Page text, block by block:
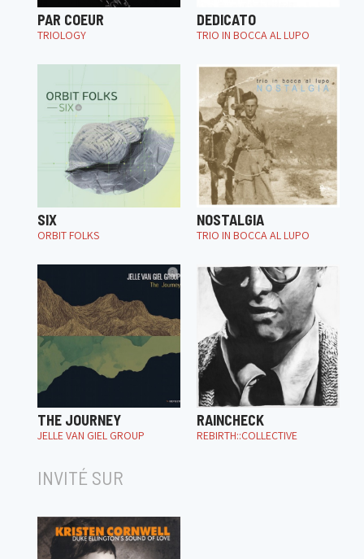
PAR COEUR
TRIOLOGY
DEDICATO
TRIO IN BOCCA AL LUPO
SIX
ORBIT FOLKS
NOSTALGIA
TRIO IN BOCCA AL LUPO
THE JOURNEY
JELLE VAN GIEL GROUP
RAINCHECK
REBIRTH::COLLECTIVE
INVITÉ SUR